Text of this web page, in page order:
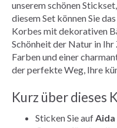
unserem schönen Stickset,
diesem Set können Sie
Korbes mit dekorativen
Schönheit der Natur in
Farben und einer
der perfekte Weg, Ihre
Kurz über dieses
Sticken Sie aufAida